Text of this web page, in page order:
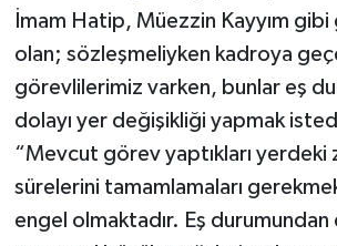
İmam Hatip, Müezzin Kayyım
olan; sözleşmeliyken kadroya
görevlilerimiz varken, bunlar eş
dolayı yer değişikliği yapmak
“Mevcut görev yaptıkları yerdeki
sürelerini tamamlamaları
engel olmaktadır. Eş durumundan